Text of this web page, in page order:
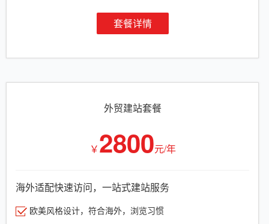
套餐详情
外贸建站套餐
￥2800元/年
海外适配快速访问，一站式建站服务
欧美风格设计，符合海外，浏览习惯